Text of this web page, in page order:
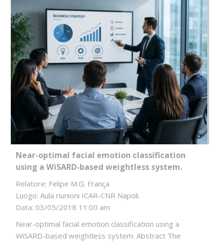
Near-optimal facial emotion classification
using a WiSARD-based weightless system.
Relatore: Felipe M.G. França
Luogo: Aula riunioni ICAR-CNR Napoli.
Data: 03/05/2018 11:00 am
Near-optimal facial emotion classification using a
WiSARD-based weightless system. Abstract The